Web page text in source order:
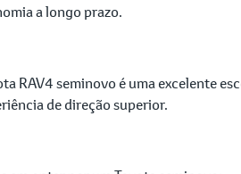
a longo prazo.
RAV4 seminovo é uma excelente
de direção superior.